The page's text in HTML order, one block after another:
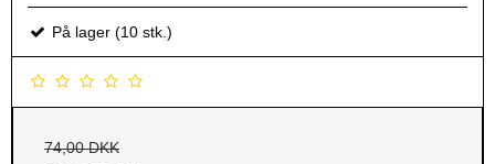
På lager (10 stk.)
74,00 DKK